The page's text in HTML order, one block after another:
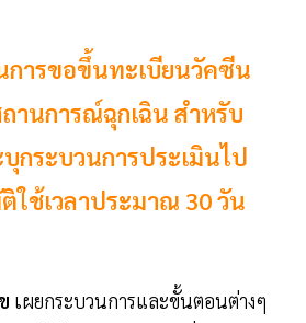
การขอขึ้นทะเบียนวัคซีน
านการณ์ฉุกเฉิน สำหรับ
กระบวนการประเมินไป
ใช้เวลาประมาณ 30 วัน
เผยกระบวนการและขั้นตอนต่างๆ